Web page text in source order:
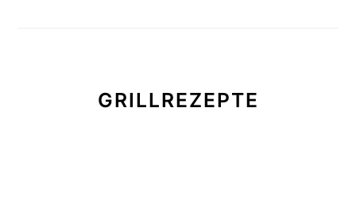
GRILLREZEPTE